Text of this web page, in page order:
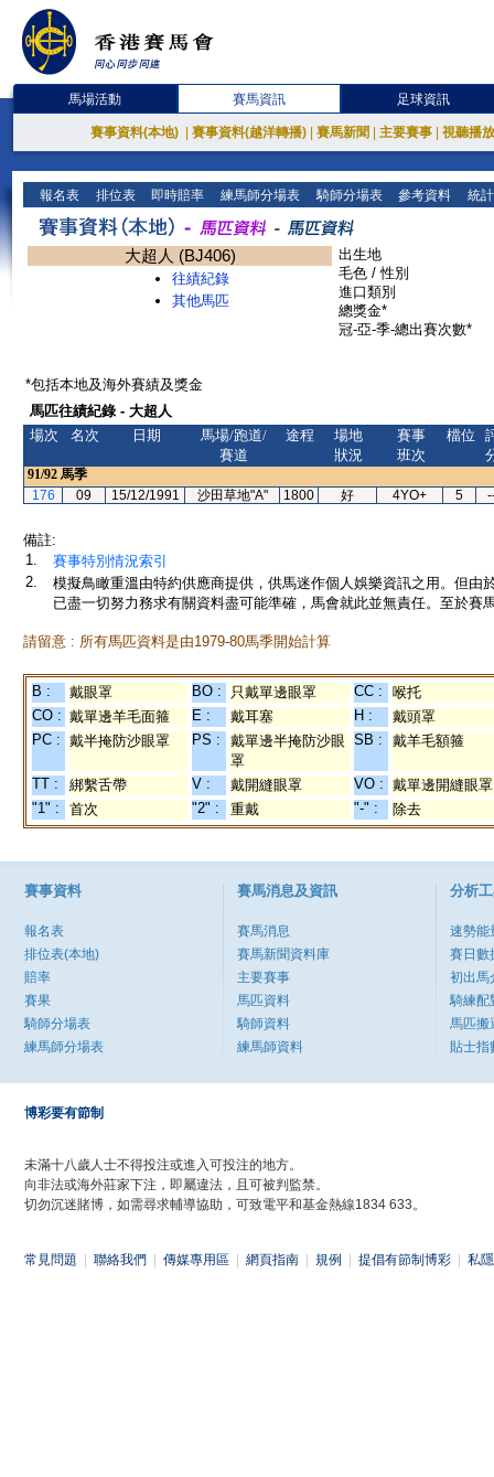
馬場活動 賽馬資訊 足球資訊
賽事資料(本地) 賽事資料(越洋轉播) 賽馬新聞 主要賽事 視聽播
報名表 排位表 即時賠率 練馬師分場表 騎師分場表 參考資料 統
大超人 (BJ406)
往績紀錄
其他馬匹
出生地
毛色 / 性別
進口類別
總獎金*
冠-亞-季-總出賽次數*
*包括本地及海外賽績及獎金
馬匹往績紀錄 - 大超人
場次
名次 日期
馬場/跑道/
賽道
途程
場地
狀況
賽事
班次
檔位
91/92 馬季
176
09 15/12/1991 沙田草地"A" 1800 好 4YO+ 5
備註:
1.
賽事特別情況索引
2.
模擬鳥瞰重溫由特約供應商提供，供馬迷作個人娛樂資訊之用。但
已盡一切努力務求有關資料盡可能準確，馬會就此並無責任。至於賽
請留意 : 所有馬匹資料是由1979-80馬季開始計算
B : 戴眼罩 BO : 只戴單邊眼罩 CC :
喉托
CO : 戴單邊羊毛面箍 E : 戴耳塞 H :
戴頭罩
PC : 戴半掩防沙眼罩 PS :
戴單邊半掩防沙眼
罩
SB : 戴羊毛額箍
TT : 綁繫舌帶 V : 戴開縫眼罩 VO : 戴單邊開縫眼罩
"1" :
首次 "2" : 重戴 "-" : 除去
賽事資料
報名表
排位表(本地)
賠率
賽果
騎師分場表
練馬師分場表
賽馬消息及資訊
賽馬消息
賽馬新聞資料庫
主要賽事
馬匹資料
騎師資料
練馬師資料
分析
速勢能
賽日數
初出馬
騎練配
馬匹搬
貼士指
博彩要有節制
未滿十八歲人士不得投注或進入可投注的地方。
向非法或海外莊家下注，即屬違法，且可被判監禁。
切勿沉迷賭博，如需尋求輔導協助，可致電平和基金熱線1834 633。
常見問題 聯絡我們 傳媒專用區 網頁指南 規例 提倡有節制博彩 私